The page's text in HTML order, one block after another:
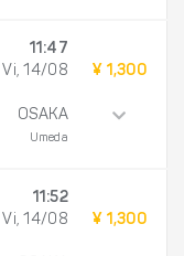
11:47
Vi, 14/08
OSAKA
Umeda
¥ 1,300
11:52
Vi, 14/08
¥ 1,300